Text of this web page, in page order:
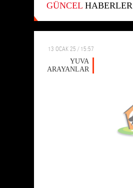
GÜNCELHABERLER
13 OCAK 25 / 15:57
YUVA
ARAYANLAR